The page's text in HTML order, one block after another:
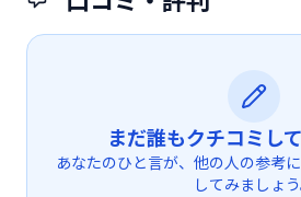
まだ誰もクチコミし
あなたのひと言が、他の人の参考
してみましょう